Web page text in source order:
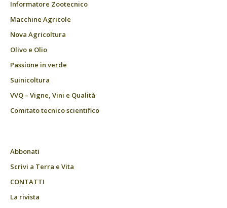
Informatore Zootecnico
Macchine Agricole
Nova Agricoltura
Olivo e Olio
Passione in verde
Suinicoltura
VVQ – Vigne, Vini e Qualità
Comitato tecnico scientifico
Abbonati
Scrivi a Terra e Vita
CONTATTI
La rivista